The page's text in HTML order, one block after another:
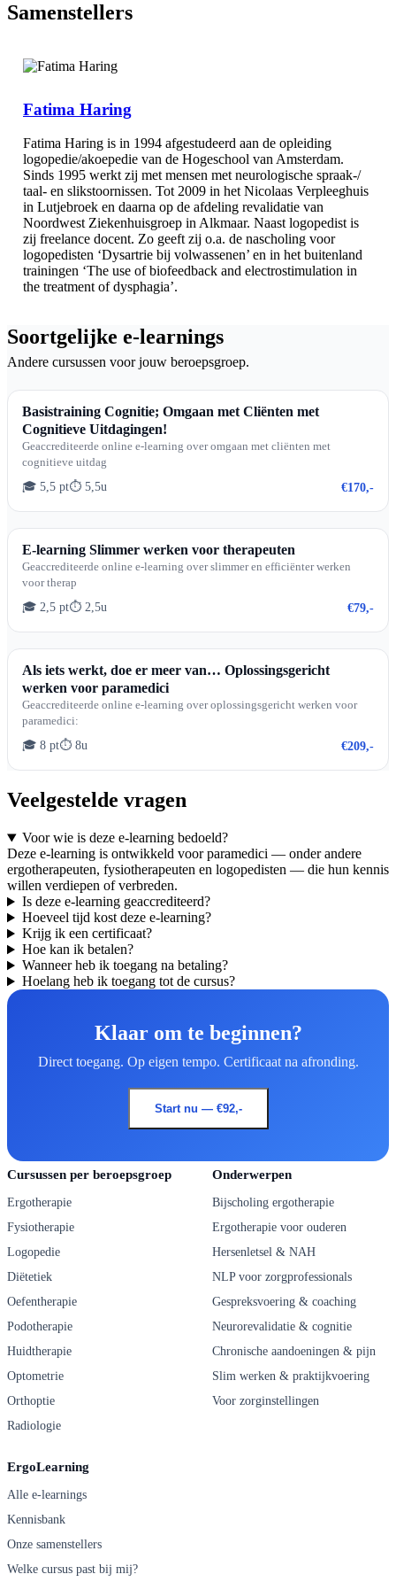
Samenstellers
Fatima Haring
Fatima Haring is in 1994 afgestudeerd aan de opleiding
logopedie/akoepedie van de Hogeschool van Amsterdam.
Sinds 1995 werkt zij met mensen met neurologische spraak-/
taal- en slikstoornissen. Tot 2009 in het Nicolaas Verpleeghuis
in Lutjebroek en daarna op de afdeling revalidatie van
Noordwest Ziekenhuisgroep in Alkmaar. Naast logopedist is
zij freelance docent. Zo geeft zij o.a. de nascholing voor
logopedisten ‘Dysartrie bij volwassenen’ en in het buitenland
trainingen ‘The use of biofeedback and electrostimulation in
the treatment of dysphagia’.
Soortgelijke e-learnings
Andere cursussen voor jouw beroepsgroep.
Basistraining Cognitie; Omgaan met Cliënten met
Cognitieve Uitdagingen!
Geaccrediteerde online e-learning over omgaan met cliënten met
cognitieve uitdag
🎓 5,5 pt⏱ 5,5u €170,-
E-learning Slimmer werken voor therapeuten
Geaccrediteerde online e-learning over slimmer en efficiënter werken
voor therap
🎓 2,5 pt⏱ 2,5u €79,-
Als iets werkt, doe er meer van… Oplossingsgericht
werken voor paramedici
Geaccrediteerde online e-learning over oplossingsgericht werken voor
paramedici:
🎓 8 pt⏱ 8u €209,-
Veelgestelde vragen
Voor wie is deze e-learning bedoeld?
Deze e-learning is ontwikkeld voor paramedici — onder andere
ergotherapeuten, fysiotherapeuten en logopedisten — die hun kennis
willen verdiepen of verbreden.
Is deze e-learning geaccrediteerd?
Hoeveel tijd kost deze e-learning?
Krijg ik een certificaat?
Hoe kan ik betalen?
Wanneer heb ik toegang na betaling?
Hoelang heb ik toegang tot de cursus?
Klaar om te beginnen?
Direct toegang. Op eigen tempo. Certificaat na afronding.
Start nu — €92,-
Cursussen per beroepsgroep
Ergotherapie
Fysiotherapie
Logopedie
Diëtetiek
Oefentherapie
Podotherapie
Huidtherapie
Optometrie
Orthoptie
Radiologie
Onderwerpen
Bijscholing ergotherapie
Ergotherapie voor ouderen
Hersenletsel & NAH
NLP voor zorgprofessionals
Gespreksvoering & coaching
Neurorevalidatie & cognitie
Chronische aandoeningen & pijn
Slim werken & praktijkvoering
Voor zorginstellingen
ErgoLearning
Alle e-learnings
Kennisbank
Onze samenstellers
Welke cursus past bij mij?